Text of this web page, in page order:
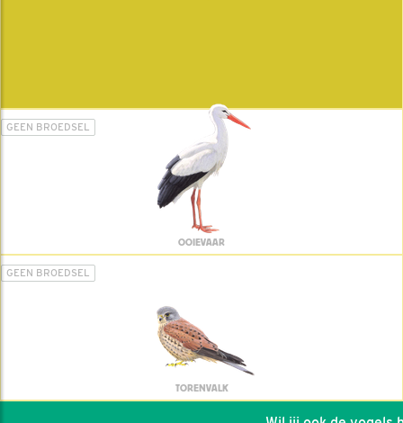
GEEN BROEDSEL
OOIEVAAR
GEEN BROEDSEL
TORENVALK